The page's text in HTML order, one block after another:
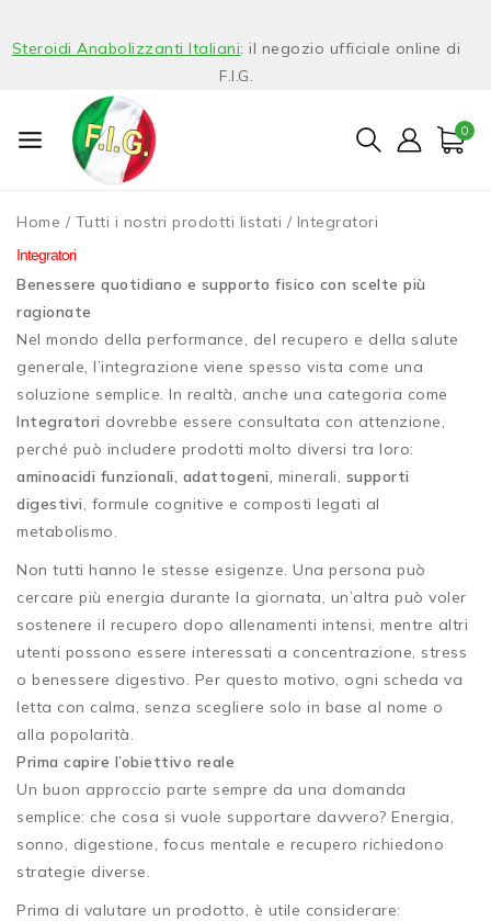
Steroidi Anabolizzanti Italiani: il negozio ufficiale online di
F.I.G.
0
Home / Tutti i nostri prodotti listati / Integratori
Integratori
Benessere quotidiano e supporto fisico con scelte più
ragionate
Nel mondo della performance, del recupero e della salute
generale, l’integrazione viene spesso vista come una
soluzione semplice. In realtà, anche una categoria come
Integratori dovrebbe essere consultata con attenzione,
perché può includere prodotti molto diversi tra loro:
aminoacidi funzionali, adattogeni, minerali, supporti
digestivi, formule cognitive e composti legati al
metabolismo.
Non tutti hanno le stesse esigenze. Una persona può
cercare più energia durante la giornata, un’altra può voler
sostenere il recupero dopo allenamenti intensi, mentre altri
utenti possono essere interessati a concentrazione, stress
o benessere digestivo. Per questo motivo, ogni scheda va
letta con calma, senza scegliere solo in base al nome o
alla popolarità.
Prima capire l’obiettivo reale
Un buon approccio parte sempre da una domanda
semplice: che cosa si vuole supportare davvero? Energia,
sonno, digestione, focus mentale e recupero richiedono
strategie diverse.
Prima di valutare un prodotto, è utile considerare: